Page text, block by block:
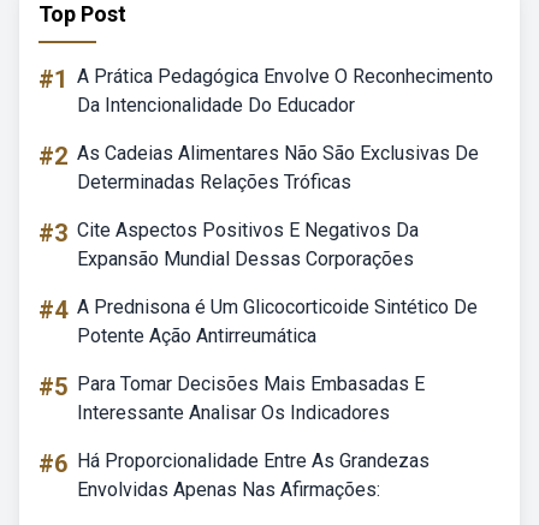
Top Post
#1 A Prática Pedagógica Envolve O Reconhecimento
Da Intencionalidade Do Educador
#2 As Cadeias Alimentares Não São Exclusivas De
Determinadas Relações Tróficas
#3 Cite Aspectos Positivos E Negativos Da
Expansão Mundial Dessas Corporações
#4 A Prednisona é Um Glicocorticoide Sintético De
Potente Ação Antirreumática
#5 Para Tomar Decisões Mais Embasadas E
Interessante Analisar Os Indicadores
#6 Há Proporcionalidade Entre As Grandezas
Envolvidas Apenas Nas Afirmações: